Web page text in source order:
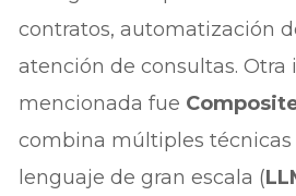
contratos, automatización
atención de consultas. Otra
mencionada fue
combina múltiples técnicas
lenguaje de gran escala (